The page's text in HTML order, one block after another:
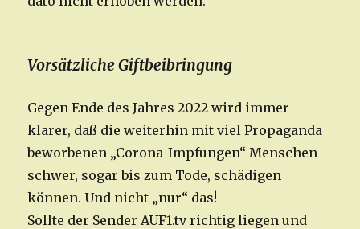
Vorsätzliche Giftbeibringung
Gegen Ende des Jahres 2022 wird immer
klarer, daß die weiterhin mit viel Propaganda
beworbenen „Corona-Impfungen“ Menschen
schwer, sogar bis zum Tode, schädigen
können. Und nicht „nur“ das!
Sollte der Sender AUF1.tv richtig liegen und